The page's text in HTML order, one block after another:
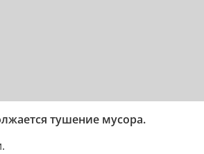
тушение мусора.